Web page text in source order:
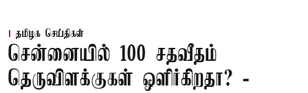
தமிழக செய்திகள்
சென்னையில் 100 சதவீதம்
தெருவிளக்குகள் ஒளிர்கிறதா? -